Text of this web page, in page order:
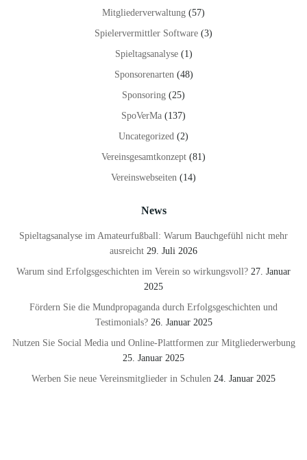
Mitgliederverwaltung (57)
Spielervermittler Software (3)
Spieltagsanalyse(1)
Sponsorenarten(48)
Sponsoring (25)
SpoVerMa (137)
Uncategorized (2)
Vereinsgesamtkonzept (81)
Vereinswebseiten (14)
News
Spieltagsanalyse im Amateurfußball: Warum Bauchgefühl nicht mehr
ausreicht 29. Juli 2026
Warum sind Erfolgsgeschichten im Verein so wirkungsvoll? 27. Januar
2025
Fördern Sie die Mundpropaganda durch Erfolgsgeschichten und
Testimonials? 26. Januar 2025
Nutzen Sie Social Media und Online-Plattformen zur Mitgliederwerbung
25. Januar 2025
Werben Sie neue Vereinsmitglieder in Schulen 24. Januar 2025